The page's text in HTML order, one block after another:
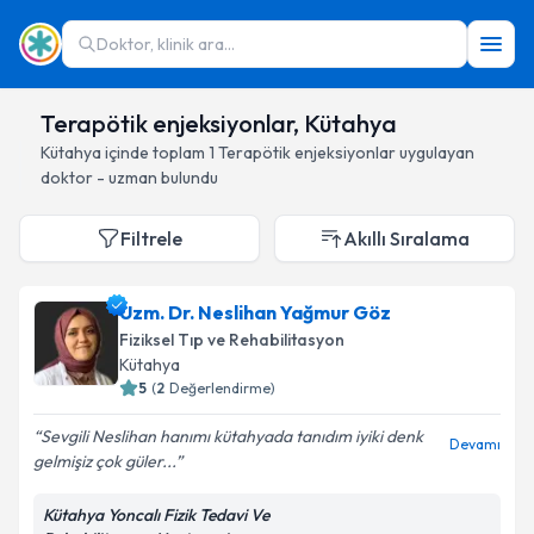
Doktor, klinik ara...
Terapötik enjeksiyonlar, Kütahya
Kütahya içinde toplam 1 Terapötik enjeksiyonlaruygulayan
doktor - uzman bulundu
Filtrele Akıllı Sıralama
Uzm. Dr. Neslihan Yağmur Göz
Fiziksel Tıp ve Rehabilitasyon
Kütahya
5 (2 Değerlendirme)
Sevgili Neslihan hanımı kütahyada tanıdım iyiki denk
gelmişiz çok güler...
Devamı
Kütahya Yoncalı Fizik Tedavi Ve